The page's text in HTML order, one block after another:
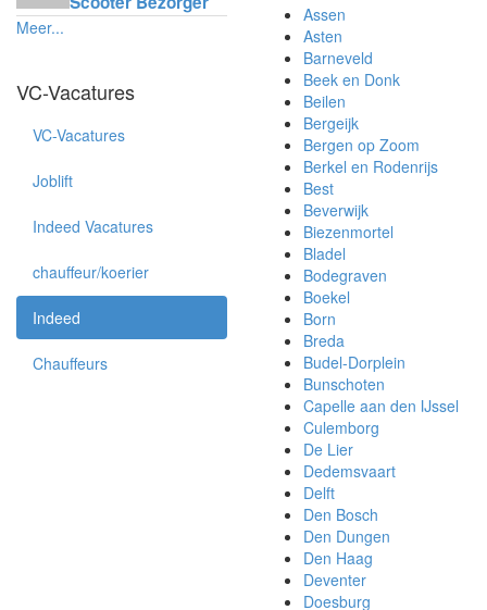
Meer...
VC-Vacatures
VC-Vacatures
Joblift
Indeed Vacatures
chauffeur/koerier
Indeed
Chauffeurs
Assen
Asten
Barneveld
Beek en Donk
Beilen
Bergeijk
Bergen op Zoom
Berkel en Rodenrijs
Best
Beverwijk
Biezenmortel
Bladel
Bodegraven
Boekel
Born
Breda
Budel-Dorplein
Bunschoten
Capelle aan den IJssel
Culemborg
De Lier
Dedemsvaart
Delft
Den Bosch
Den Dungen
Den Haag
Deventer
Doesburg